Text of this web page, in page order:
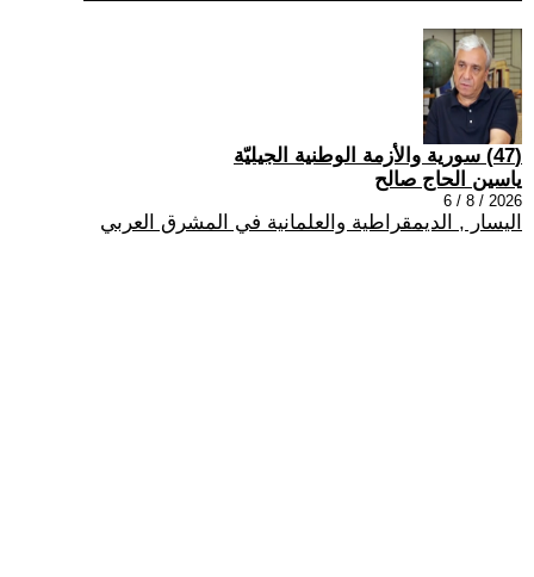
(47) سورية والأزمة الوطنية الجيليّة
ياسين الحاج صالح
2026 / 8 / 6
اليسار , الديمقراطية والعلمانية في المشرق العربي